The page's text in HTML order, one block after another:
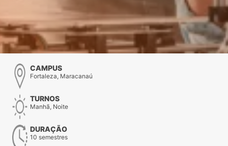
CAMPUS
Fortaleza, Maracanaú
TURNOS
Manhã, Noite
DURAÇÃO
10 semestres